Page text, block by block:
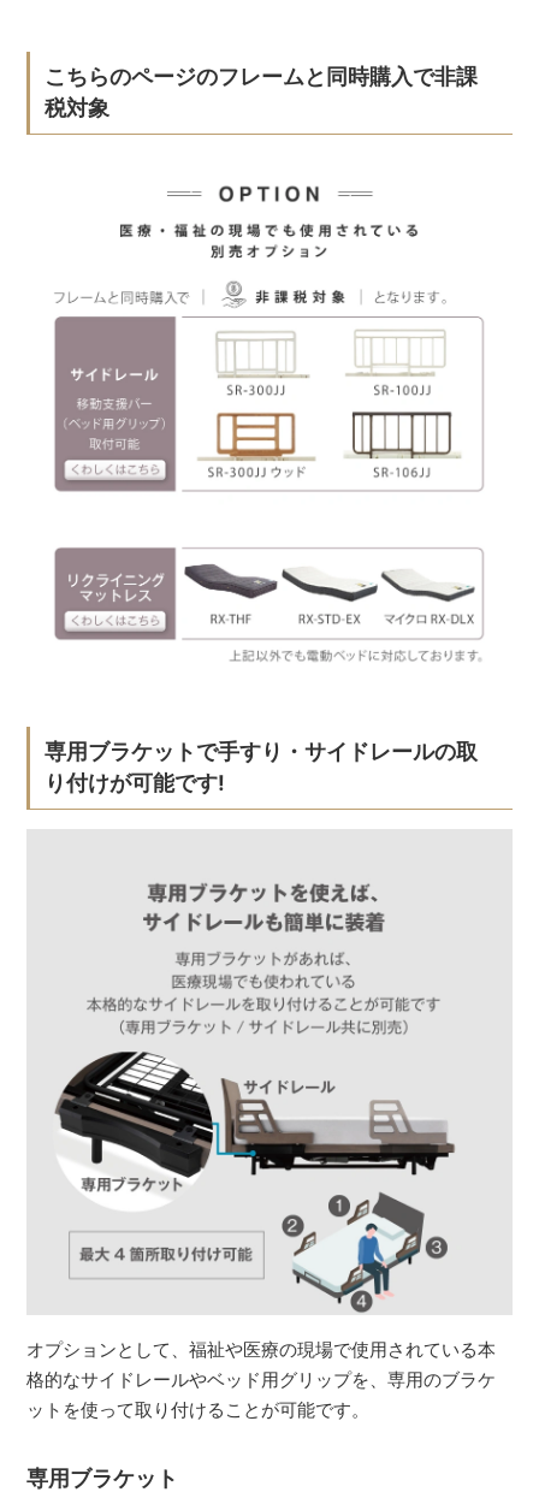
こちらのページのフレームと同時購入で非課
税対象
専用ブラケットで手すり・サイドレールの取
り付けが可能です!
オプションとして、福祉や医療の現場で使用されている本
格的なサイドレールやベッド用グリップを、専用のブラケ
ットを使って取り付けることが可能です。
専用ブラケット